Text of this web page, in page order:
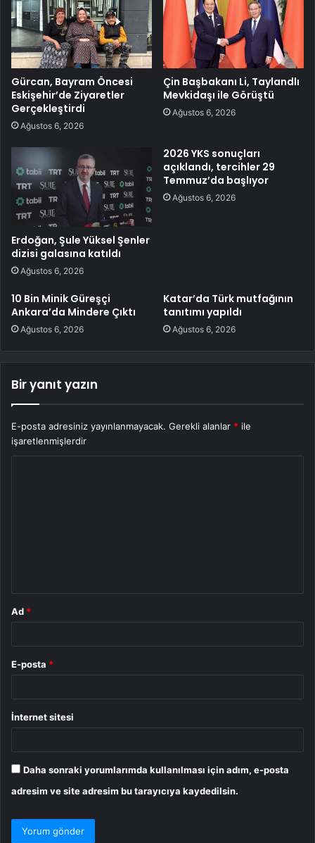
Gürcan, Bayram Öncesi
Eskişehir’de Ziyaretler
Gerçekleştirdi
Ağustos 6, 2026
Çin Başbakanı Li, Taylandlı
Mevkidaşı ile Görüştü
Ağustos 6, 2026
Erdoğan, Şule Yüksel Şenler
dizisi galasına katıldı
Ağustos 6, 2026
2026 YKS sonuçları
açıklandı, tercihler 29
Temmuz’da başlıyor
Ağustos 6, 2026
10 Bin Minik Güreşçi
Ankara’da Mindere Çıktı
Ağustos 6, 2026
Katar’da Türk mutfağının
tanıtımı yapıldı
Ağustos 6, 2026
Bir yanıt yazın
E-posta adresiniz yayınlanmayacak. Gerekli alanlar * ile
işaretlenmişlerdir
Ad *
E-posta *
İnternet sitesi
Daha sonraki yorumlarımda kullanılması için adım, e-posta
adresim ve site adresim bu tarayıcıya kaydedilsin.